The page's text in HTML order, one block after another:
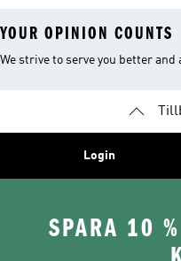
YOUR OPINION COUNTS
We strive to serve you better
Login
SPARA 10